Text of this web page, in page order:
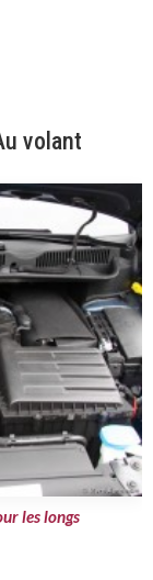
volant
les longs